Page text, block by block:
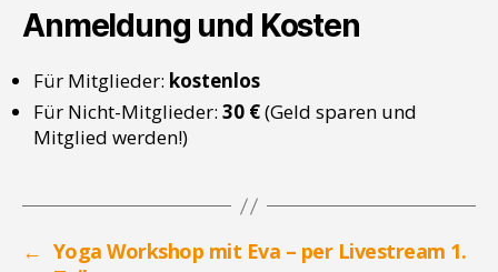
Anmeldung und Kosten
Für Mitglieder: kostenlos
Für Nicht-Mitglieder: 30 €(Geld sparen und
Mitglied werden!)
← Yoga Workshop mit Eva – per Livestream 1.